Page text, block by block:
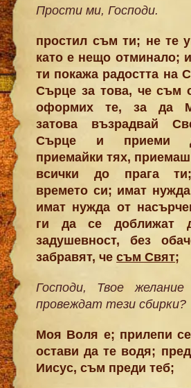
Прости ми, Господи.
простил съм ти; не те
като е нещо отминало;
ти покажа радостта на
Сърце за това, че съм
оформих те, за да
затова възрадвай
Сърце и приеми
приемайки тях,
всички до прага
времето си; имат
имат нужда от
ги да се доближат
задушевност, без
забравят, чесъм Свят;
Господи, Твое
провеждат тези сбирки?
Моя Воля е; прилепи
остави да те водя;
Иисус, съм преди теб;